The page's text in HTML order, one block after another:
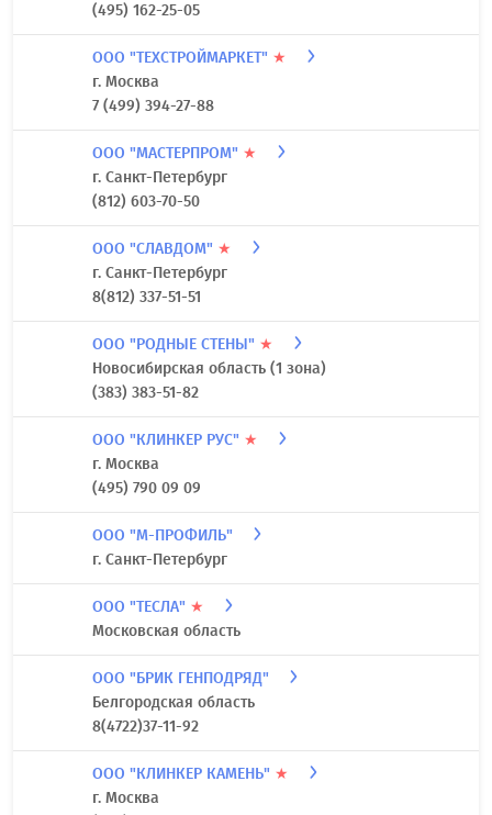
(495) 162-25-05
ООО "ТЕХСТРОЙМАРКЕТ" ★
г. Москва
7 (499) 394-27-88
ООО "МАСТЕРПРОМ" ★
г. Санкт-Петербург
(812) 603-70-50
ООО "СЛАВДОМ" ★
г. Санкт-Петербург
8(812) 337-51-51
ООО "РОДНЫЕ СТЕНЫ" ★
Новосибирская область (1 зона)
(383) 383-51-82
ООО "КЛИНКЕР РУС" ★
г. Москва
(495) 790 09 09
ООО "М-ПРОФИЛЬ"
г. Санкт-Петербург
ООО "ТЕСЛА" ★
Московская область
ООО "БРИК ГЕНПОДРЯД"
Белгородская область
8(4722)37-11-92
ООО "КЛИНКЕР КАМЕНЬ" ★
г. Москва